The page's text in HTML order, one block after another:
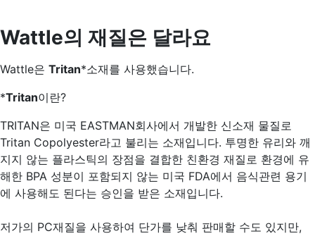
Wattle의 재질은 달라요
Wattle은 Tritan*소재를 사용했습니다.
*Tritan이란?
TRITAN은 미국 EASTMAN회사에서 개발한 신소재 물질로
Tritan Copolyester라고 불리는 소재입니다. 투명한 유리와 깨
지지 않는 플라스틱의 장점을 결합한 친환경 재질로 환경에 유
해한 BPA 성분이 포함되지 않는 미국 FDA에서 음식관련 용기
에 사용해도 된다는 승인을 받은 소재입니다.
저가의 PC재질을 사용하여 단가를 낮춰 판매할 수도 있지만,